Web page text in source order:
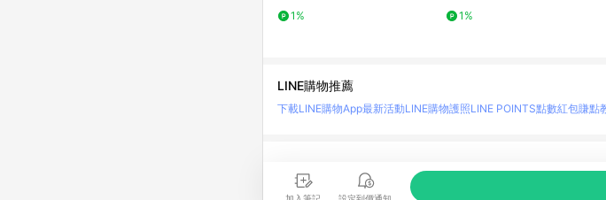
1%
1%
LINE購物推薦
下載LINE購物App最新活動LINE購物護照LINE POINTS點數紅包賺點
LINE 購物是匯集購物情報與商品資訊的整合性平台，並依購物情報
時間差，請務必點擊商品至各合作網路商家，確認現售價與購物條件